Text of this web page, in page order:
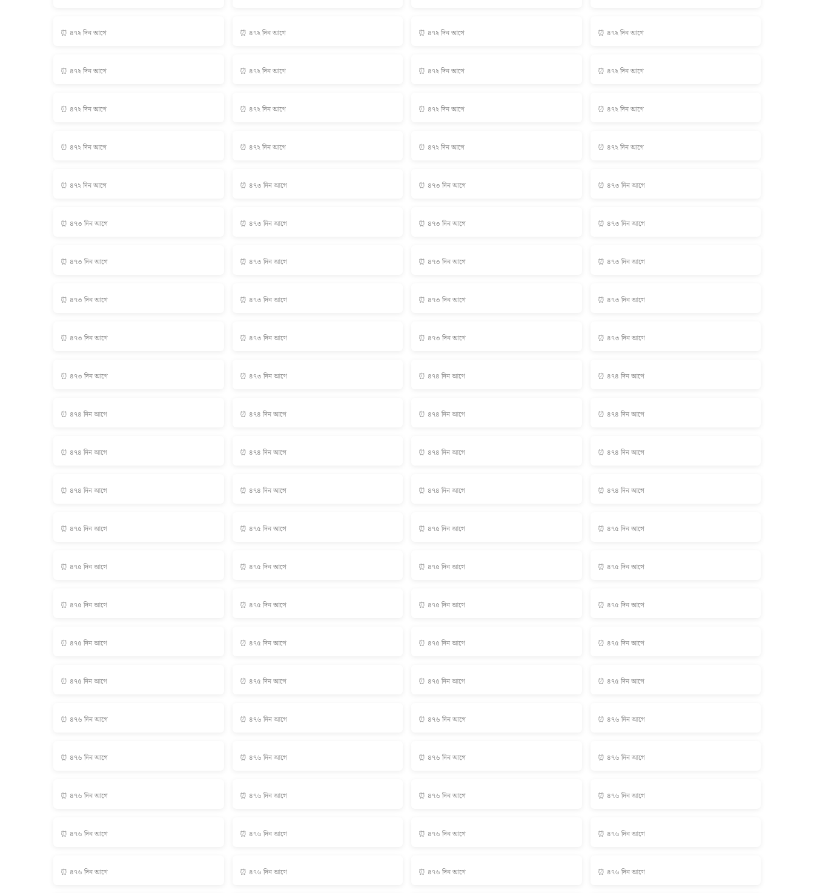
⏰ ৪৭২ দিন আগে ⏰ ৪৭২ দিন আগে ⏰ ৪৭২ দিন আগে ⏰ ৪৭২ দিন আগে
⏰ ৪৭২ দিন আগে ⏰ ৪৭২ দিন আগে ⏰ ৪৭২ দিন আগে ⏰ ৪৭২ দিন আগে
⏰ ৪৭২ দিন আগে ⏰ ৪৭২ দিন আগে ⏰ ৪৭২ দিন আগে ⏰ ৪৭২ দিন আগে
⏰ ৪৭২ দিন আগে ⏰ ৪৭২ দিন আগে ⏰ ৪৭২ দিন আগে ⏰ ৪৭২ দিন আগে
⏰ ৪৭২ দিন আগে ⏰ ৪৭৩ দিন আগে ⏰ ৪৭৩ দিন আগে ⏰ ৪৭৩ দিন আগে
⏰ ৪৭৩ দিন আগে ⏰ ৪৭৩ দিন আগে ⏰ ৪৭৩ দিন আগে ⏰ ৪৭৩ দিন আগে
⏰ ৪৭৩ দিন আগে ⏰ ৪৭৩ দিন আগে ⏰ ৪৭৩ দিন আগে ⏰ ৪৭৩ দিন আগে
⏰ ৪৭৩ দিন আগে ⏰ ৪৭৩ দিন আগে ⏰ ৪৭৩ দিন আগে ⏰ ৪৭৩ দিন আগে
⏰ ৪৭৩ দিন আগে ⏰ ৪৭৩ দিন আগে ⏰ ৪৭৩ দিন আগে ⏰ ৪৭৩ দিন আগে
⏰ ৪৭৩ দিন আগে ⏰ ৪৭৩ দিন আগে ⏰ ৪৭৪ দিন আগে ⏰ ৪৭৪ দিন আগে
⏰ ৪৭৪ দিন আগে ⏰ ৪৭৪ দিন আগে ⏰ ৪৭৪ দিন আগে ⏰ ৪৭৪ দিন আগে
⏰ ৪৭৪ দিন আগে ⏰ ৪৭৪ দিন আগে ⏰ ৪৭৪ দিন আগে ⏰ ৪৭৪ দিন আগে
⏰ ৪৭৪ দিন আগে ⏰ ৪৭৪ দিন আগে ⏰ ৪৭৪ দিন আগে ⏰ ৪৭৪ দিন আগে
⏰ ৪৭৫ দিন আগে ⏰ ৪৭৫ দিন আগে ⏰ ৪৭৫ দিন আগে ⏰ ৪৭৫ দিন আগে
⏰ ৪৭৫ দিন আগে ⏰ ৪৭৫ দিন আগে ⏰ ৪৭৫ দিন আগে ⏰ ৪৭৫ দিন আগে
⏰ ৪৭৫ দিন আগে ⏰ ৪৭৫ দিন আগে ⏰ ৪৭৫ দিন আগে ⏰ ৪৭৫ দিন আগে
⏰ ৪৭৫ দিন আগে ⏰ ৪৭৫ দিন আগে ⏰ ৪৭৫ দিন আগে ⏰ ৪৭৫ দিন আগে
⏰ ৪৭৫ দিন আগে ⏰ ৪৭৫ দিন আগে ⏰ ৪৭৫ দিন আগে ⏰ ৪৭৫ দিন আগে
⏰ ৪৭৬ দিন আগে ⏰ ৪৭৬ দিন আগে ⏰ ৪৭৬ দিন আগে ⏰ ৪৭৬ দিন আগে
⏰ ৪৭৬ দিন আগে ⏰ ৪৭৬ দিন আগে ⏰ ৪৭৬ দিন আগে ⏰ ৪৭৬ দিন আগে
⏰ ৪৭৬ দিন আগে ⏰ ৪৭৬ দিন আগে ⏰ ৪৭৬ দিন আগে ⏰ ৪৭৬ দিন আগে
⏰ ৪৭৬ দিন আগে ⏰ ৪৭৬ দিন আগে ⏰ ৪৭৬ দিন আগে ⏰ ৪৭৬ দিন আগে
⏰ ৪৭৬ দিন আগে ⏰ ৪৭৬ দিন আগে ⏰ ৪৭৬ দিন আগে ⏰ ৪৭৬ দিন আগে